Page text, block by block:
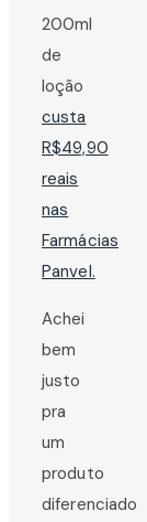
200ml
de
loção
custa
R$49,90
reais
nas
Farmácias
Panvel.
Achei
bem
justo
pra
um
produto
diferenciado